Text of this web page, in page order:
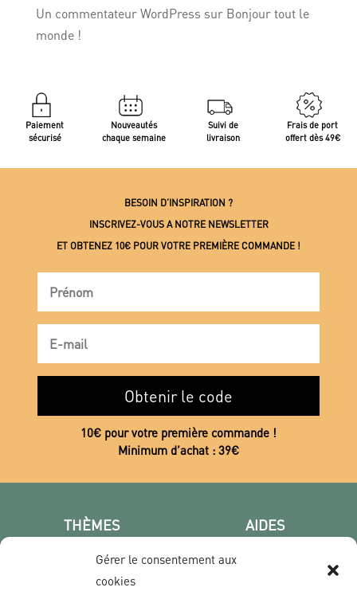
Gérer le consentement aux
cookies
Un commentateur WordPress sur Bonjour tout le
monde !
Paiement
sécurisé
Nouveautés
chaque semaine
Suivi de
livraison
Frais de port
offert dès 49€
BESOIN D’INSPIRATION ?
INSCRIVEZ-VOUS A NOTRE NEWSLETTER
ET OBTENEZ 10€ POUR VOTRE PREMIÈRE COMMANDE !
Obtenir le code
10€ pour votre première commande !
Minimum d’achat : 39€
THÈMES
Poster photo
Les villes
AIDES